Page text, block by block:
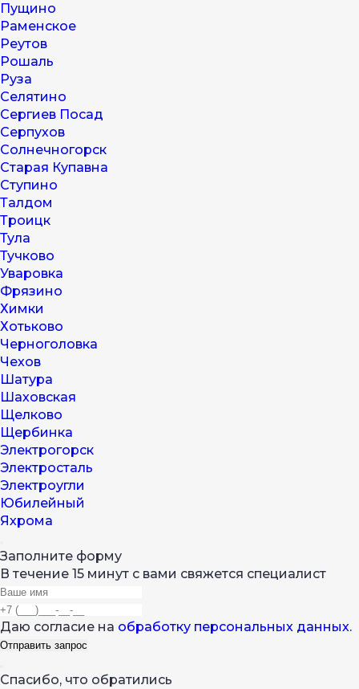
Пущино
Раменское
Реутов
Рошаль
Руза
Селятино
Сергиев Посад
Серпухов
Солнечногорск
Старая Купавна
Ступино
Талдом
Троицк
Тула
Тучково
Уваровка
Фрязино
Химки
Хотьково
Черноголовка
Чехов
Шатура
Шаховская
Щелково
Щербинка
Электрогорск
Электросталь
Электроугли
Юбилейный
Яхрома
Заполните форму
В течение 15 минут с вами свяжется специалист
Даю согласие на обработку персональных данных.
Спасибо, что обратились